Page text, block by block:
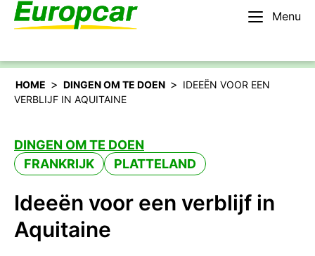
Menu
Nederlands – BE
HOME > DINGEN OM TE DOEN > IDEEËN VOOR EEN
VERBLIJF IN AQUITAINE
DINGEN OM TE DOEN
FRANKRIJK
PLATTELAND
Ideeën voor een verblijf in
Aquitaine